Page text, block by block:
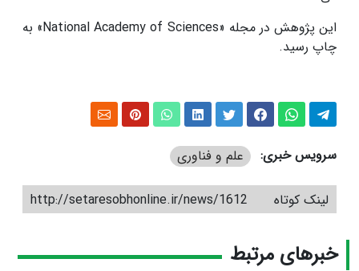
این پژوهش در مجله «National Academy of Sciences» به
چاپ رسید.
سرویس خبری: علم و فناوری
لینک کوتاه http://setaresobhonline.ir/news/1612
خبرهای مرتبط